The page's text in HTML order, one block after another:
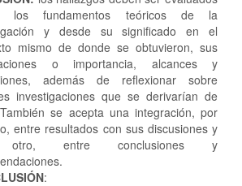
los fundamentos teóricos de la
y desde su significado en el
mismo de donde se obtuvieron, sus
o importancia, alcances y
además de reflexionar sobre
investigaciones que se derivarían de
se acepta una integración, por
entre resultados con sus discusiones y
entre conclusiones y
: